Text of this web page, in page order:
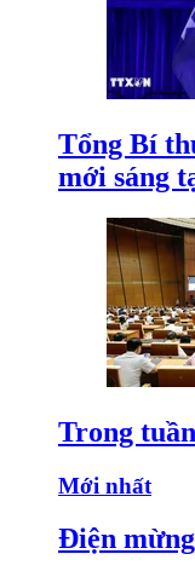
Tổng Bí
mới sáng
Trong
Mới nhất
Điện